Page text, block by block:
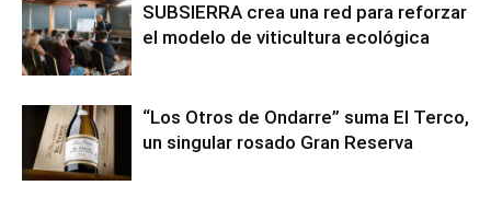
SUBSIERRA crea una red para reforzar
el modelo de viticultura ecológica
“Los Otros de Ondarre” suma El Terco,
un singular rosado Gran Reserva